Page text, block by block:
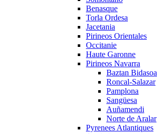
Benasque
Torla Ordesa
Jacetania
Pirineos Orientales
Occitanie
Haute Garonne
Pirineos Navarra
Baztan Bidasoa
Roncal-Salazar
Pamplona
Sangüesa
Auñamendi
Norte de Aralar
Pyrenees Atlantiques